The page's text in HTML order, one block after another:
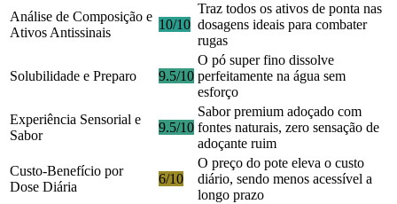
Análise de Composição e
Ativos Antissinais
10/10
Traz todos os ativos de ponta nas
dosagens ideais para combater
rugas
Solubilidade e Preparo 9.5/10
O pó super fino dissolve
perfeitamente na água sem
esforço
Experiência Sensorial e
Sabor
9.5/10
Sabor premium adoçado com
fontes naturais, zero sensação de
adoçante ruim
Custo-Benefício por
Dose Diária
6/10
O preço do pote eleva o custo
diário, sendo menos acessível a
longo prazo